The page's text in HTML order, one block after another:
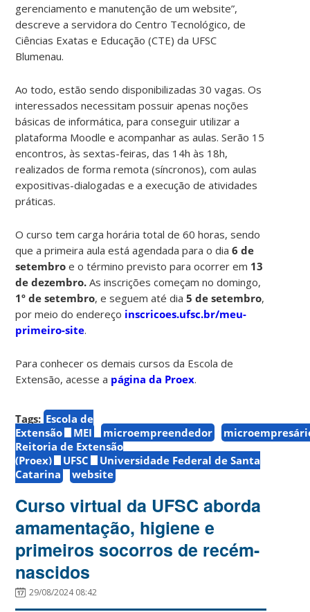
gerenciamento e manutenção de um website”,
descreve a servidora do Centro Tecnológico, de
Ciências Exatas e Educação (CTE) da UFSC
Blumenau.
Ao todo, estão sendo disponibilizadas 30 vagas. Os
interessados necessitam possuir apenas noções
básicas de informática, para conseguir utilizar a
plataforma Moodle e acompanhar as aulas. Serão 15
encontros, às sextas-feiras, das 14h às 18h,
realizados de forma remota (síncronos), com aulas
expositivas-dialogadas e a execução de atividades
práticas.
O curso tem carga horária total de 60 horas, sendo
que a primeira aula está agendada para o dia6 de
setembro e o término previsto para ocorrer em 13
de dezembro.As inscrições começam no domingo,
1º de setembro, e seguem até dia 5 de setembro,
por meio do endereço inscricoes.ufsc.br/meu-
primeiro-site.
Para conhecer os demais cursos da Escola de
Extensão, acesse a página da Proex.
Tags: Escola de
Extensão
MEI microempreendedor
Reitoria de Extensão
(Proex)
UFSC
Universidade Federal de Santa
Catarina
website
Curso virtual da UFSC aborda
amamentação, higiene e
primeiros socorros de recém-
nascidos
29/08/2024 08:42